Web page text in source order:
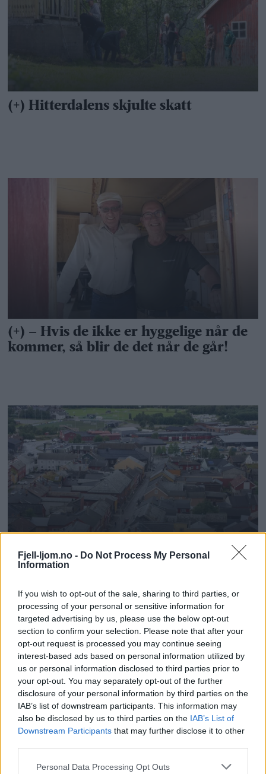
Fjell-ljom.no - Do Not Process My Personal
Information
If you wish to opt-out of the sale, sharing to third parties, or
processing of your personal or sensitive information for
targeted advertising by us, please use the below opt-out
section to confirm your selection. Please note that after your
opt-out request is processed you may continue seeing
interest-based ads based on personal information utilized by
us or personal information disclosed to third parties prior to
your opt-out. You may separately opt-out of the further
disclosure of your personal information by third parties on the
IAB’s list of downstream participants. This information may
also be disclosed by us to third parties on the IAB’s List of
Downstream Participants that may further disclose it to other
Personal Data Processing Opt Outs